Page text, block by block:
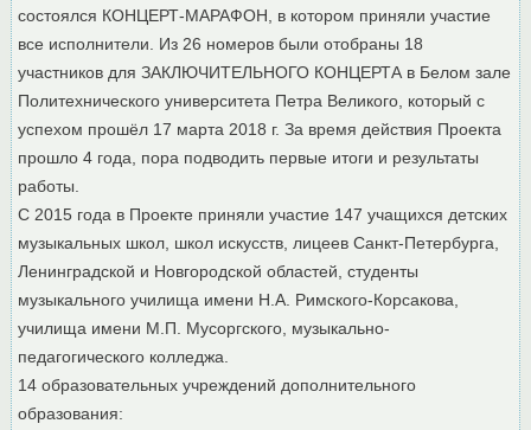
состоялся КОНЦЕРТ-МАРАФОН, в котором приняли участие
все исполнители. Из 26 номеров были отобраны 18
участников для ЗАКЛЮЧИТЕЛЬНОГО КОНЦЕРТА в Белом зале
Политехнического университета Петра Великого, который с
успехом прошёл 17 марта 2018 г. За время действия Проекта
прошло 4 года, пора подводить первые итоги и результаты
работы.
С 2015 года в Проекте приняли участие 147 учащихся детских
музыкальных школ, школ искусств, лицеев Санкт-Петербурга,
Ленинградской и Новгородской областей, студенты
музыкального училища имени Н.А. Римского-Корсакова,
училища имени М.П. Мусоргского, музыкально-
педагогического колледжа.
14 образовательных учреждений дополнительного
образования: